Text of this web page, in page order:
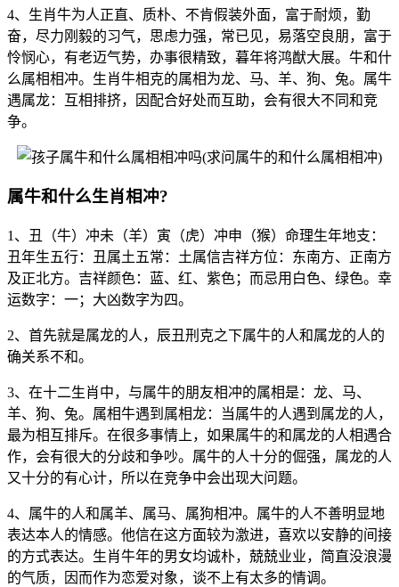
4、生肖牛为人正直、质朴、不肯假装外面，富于耐烦，勤
奋，尽力刚毅的习气，思虑力强，常已见，易落空良朋，富于
怜悯心，有老迈气势，办事很精致，暮年将鸿猷大展。牛和什
么属相相冲。生肖牛相克的属相为龙、马、羊、狗、兔。属牛
遇属龙：互相排挤，因配合好处而互助，会有很大不同和竞
争。
属牛和什么生肖相冲?
1、丑（牛）冲未（羊）寅（虎）冲申（猴）命理生年地支：
丑年生五行：丑属土五常：土属信吉祥方位：东南方、正南方
及正北方。吉祥颜色：蓝、红、紫色；而忌用白色、绿色。幸
运数字：一；大凶数字为四。
2、首先就是属龙的人，辰丑刑克之下属牛的人和属龙的人的
确关系不和。
3、在十二生肖中，与属牛的朋友相冲的属相是：龙、马、
羊、狗、兔。属相牛遇到属相龙：当属牛的人遇到属龙的人，
最为相互排斥。在很多事情上，如果属牛的和属龙的人相遇合
作，会有很大的分歧和争吵。属牛的人十分的倔强，属龙的人
又十分的有心计，所以在竞争中会出现大问题。
4、属牛的人和属羊、属马、属狗相冲。属牛的人不善明显地
表达本人的情感。他信在这方面较为激进，喜欢以安静的间接
的方式表达。生肖牛年的男女均诚朴，兢兢业业，简直没浪漫
的气质，因而作为恋爱对象，谈不上有太多的情调。